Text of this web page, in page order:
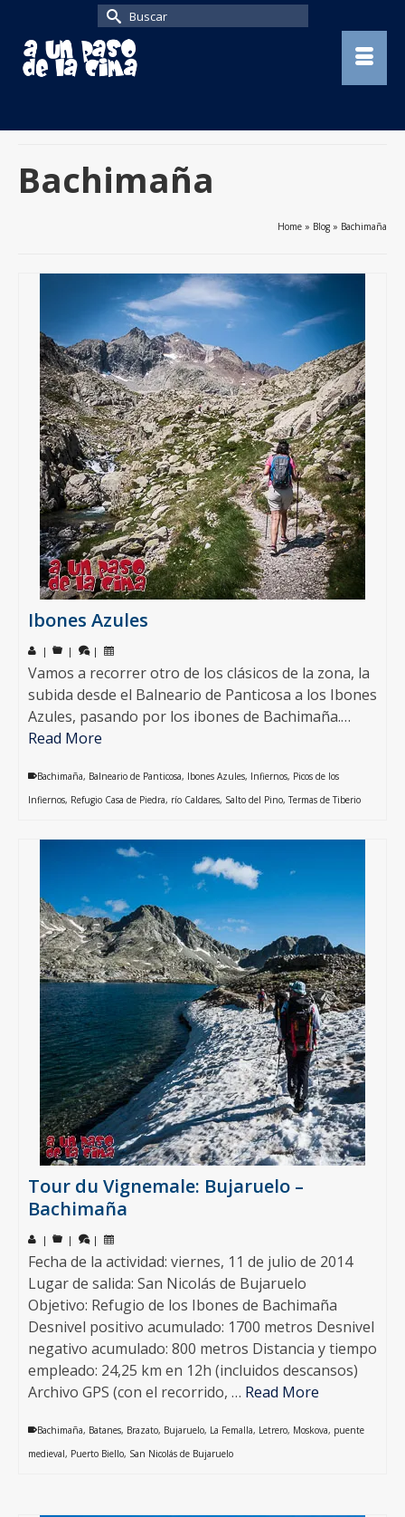
Buscar
por:
Bachimaña
Home » Blog » Bachimaña
Ibones Azules
| | |
Vamos a recorrer otro de los clásicos de la zona, la
subida desde el Balneario de Panticosa a los Ibones
Azules, pasando por los ibones de Bachimaña.…
Read More
Bachimaña, Balneario de Panticosa, Ibones Azules, Infiernos, Picos de los
Infiernos, Refugio Casa de Piedra, río Caldares, Salto del Pino,Termas de Tiberio
Tour du Vignemale: Bujaruelo –
Bachimaña
| | |
Fecha de la actividad: viernes, 11 de julio de 2014
Lugar de salida: San Nicolás de Bujaruelo
Objetivo: Refugio de los Ibones de Bachimaña
Desnivel positivo acumulado: 1700 metros Desnivel
negativo acumulado: 800 metros Distancia y tiempo
empleado: 24,25 km en 12h (incluidos descansos)
Archivo GPS (con el recorrido, … Read More
Bachimaña, Batanes, Brazato, Bujaruelo, La Femalla, Letrero, Moskova, puente
medieval, Puerto Biello, San Nicolás de Bujaruelo